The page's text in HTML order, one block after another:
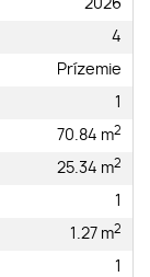
2026
4
Prízemie
1
70.84 m2
25.34 m2
1
1.27 m2
1